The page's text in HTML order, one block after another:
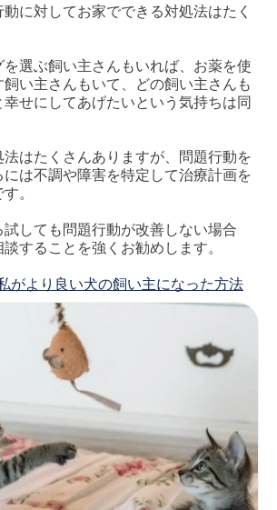
に対してお家でできる対処法はたく
選ぶ飼い主さんもいれば、お薬を使
い主さんもいて、どの飼い主さんも
せにしてあげたいという気持ちは同
はたくさんありますが、問題行動を
は不調や障害を特定して治療計画を
。
しても問題行動が改善しない場合
することを強くお勧めします。
がより良い犬の飼い主になった方法